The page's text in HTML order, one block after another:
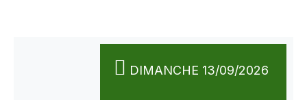
DIMANCHE 13/09/2026